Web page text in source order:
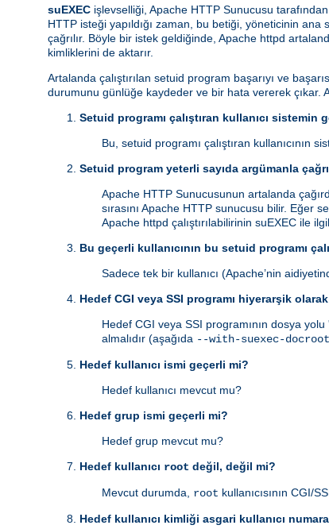
suEXEC işlevselliği, Apache HTTP Sunucusu
HTTP isteği yapıldığı zaman, bu betiği, yöneticinin ana
çağrılır. Böyle bir istek geldiğinde, Apache httpd
kimliklerini de aktarır.
Artalanda çalıştırılan setuid program başarıyı ve
durumunu günlüğe kaydeder ve bir hata vererek çıkar.
Setuid programı çalıştıran kullanıcı sistemin
Bu, setuid programı çalıştıran kullanıcının
Setuid program yeterli sayıda argümanla
Apache HTTP Sunucusunun artalanda
sırasını Apache HTTP sunucusu bilir. Eğer
Apache httpd çalıştırılabilirinin suEXEC ile
Bu geçerli kullanıcının bu setuid programı
Sadece tek bir kullanıcı (Apache’nin
Hedef CGI veya SSI programı hiyerarşik
Hedef CGI veya SSI programının dosya
almalıdır (aşağıda --with-suexec-
Hedef kullanıcı ismi geçerli mi?
Hedef kullanıcı mevcut mu?
Hedef grup ismi geçerli mi?
Hedef grup mevcut mu?
Hedef kullanıcı root değil, değil mi?
Mevcut durumda, root kullanıcısının CGI/
Hedef kullanıcı kimliği asgari kullanıcı